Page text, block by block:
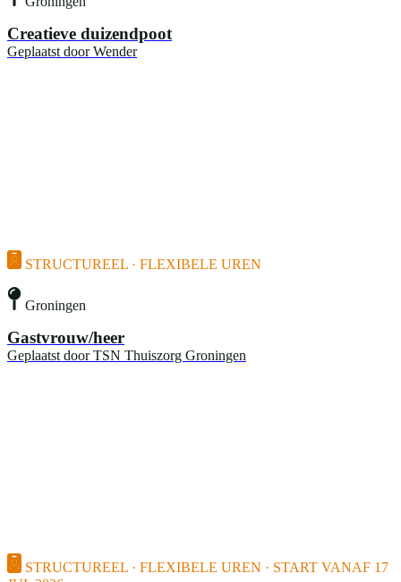
Creatieve duizendpoot
Geplaatst door Wender
STRUCTUREEL · FLEXIBELE UREN
Groningen
Gastvrouw/heer
Geplaatst door TSN Thuiszorg Groningen
STRUCTUREEL · FLEXIBELE UREN · START VANAF 17